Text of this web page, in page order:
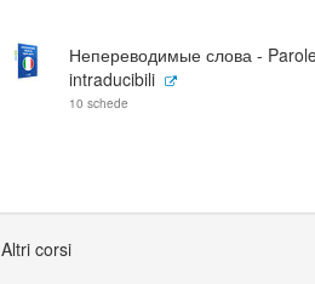
Непереводимые слова -
intraducibili
10 schede
Altri corsi